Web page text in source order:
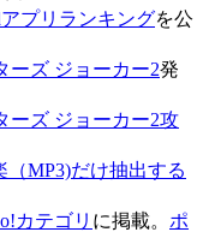
プリランキングを公
ーズ ジョーカー2発
ーズ ジョーカー2攻
（MP3)だけ抽出する
カテゴリ に掲載。 ポ